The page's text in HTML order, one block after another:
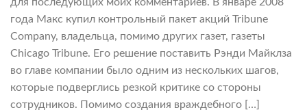
для последующих моих комментариев. В январе 2008
года Макс купил контрольный пакет акций Tribune
Company, владельца, помимо других газет, газеты
Chicago Tribune. Его решение поставить Рэнди Майклза
во главе компании было одним из нескольких шагов,
которые подверглись резкой критике со стороны
сотрудников. Помимо создания враждебного […]